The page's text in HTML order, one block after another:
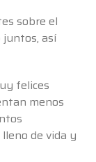
sobre el
así
felices
menos
de vida y